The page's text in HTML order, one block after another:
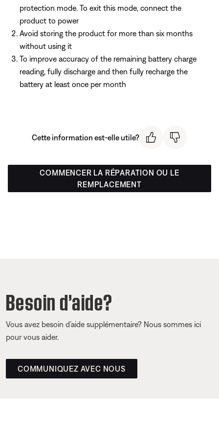
protection mode. To exit this mode, connect the
product to power
Avoid storing the product for more than six months
without using it
To improve accuracy of the remaining battery charge
reading, fully discharge and then fully recharge the
battery at least once per month
Cette information est-elle utile?
COMMENCER LA RÉPARATION OU LE
REMPLACEMENT
Besoin d’aide?
Vous avez besoin d’aide supplémentaire? Nous sommes ici
pour vous aider.
COMMUNIQUEZ AVEC NOUS